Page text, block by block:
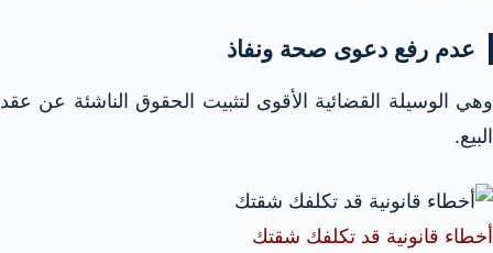
عدم رفع دعوى صحة ونفاذ
وهي الوسيلة القضائية الأقوى لتثبيت الحقوق الناشئة عن عقد
البيع.
أخطاء قانونية قد تكلفك شقتك